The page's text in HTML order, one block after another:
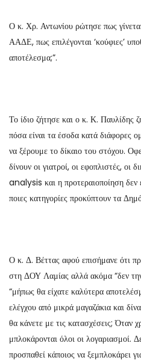
Ο κ. Χρ. Αντωνίου ρώτησε πως
ΑΑΔΕ, πως επιλέγονται ‘κούφιες’
αποτέλεσμα;”.
Το ίδιο ζήτησε και ο κ. Κ. Παυλίδης
πόσα είναι τα έσοδα κατά διάφορες
να ξέρουμε το δίκαιο του στόχου.
δίνουν οι γιατροί, οι εφοπλιστές, οι
analysis και η προτεραιοποίηση δεν
ποιες κατηγορίες προκύπτουν τα
Ο κ. Δ. Βέττας αφού επισήμανε ότι
στη ΔΟΥ Λαμίας αλλά ακόμα “δεν
“μήπως θα είχατε καλύτερα
ελέγχου από μικρά μαγαζάκια και
θα κάνετε με τις κατασχέσεις;
μπλοκάρονται όλοι οι λογαριασμοί.
προσπαθεί κάποιος να ξεμπλοκάρει